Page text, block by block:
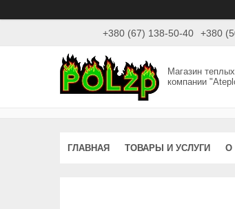
+380 (67) 138-50-40 +380
Магазин
компании
ГЛАВНАЯ ТОВАРЫ И УСЛУГИ О